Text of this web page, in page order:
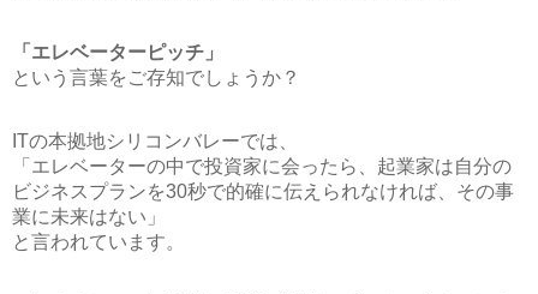
「エレベーターピッチ」
という言葉をご存知でしょうか？
ITの本拠地シリコンバレーでは、
「エレベーターの中で投資家に会ったら、起業家は自分の
ビジネスプランを30秒で的確に伝えられなければ、その事
業に未来はない」
と言われています。